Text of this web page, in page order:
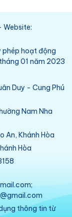
Website:
phép hoạt động
01 năm 2023
Duy - Cung Phú
Nam Nha
An, Khánh Hòa
Hòa
thông tin từ